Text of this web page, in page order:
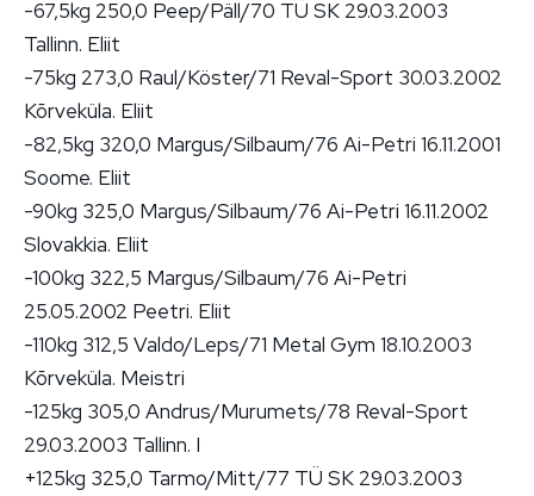
-67,5kg 250,0 Peep/Päll/70 TÜ SK 29.03.2003
Tallinn. Eliit
-75kg 273,0 Raul/Köster/71 Reval-Sport 30.03.2002
Kõrveküla. Eliit
-82,5kg 320,0 Margus/Silbaum/76 Ai-Petri 16.11.2001
Soome. Eliit
-90kg 325,0 Margus/Silbaum/76 Ai-Petri 16.11.2002
Slovakkia. Eliit
-100kg 322,5 Margus/Silbaum/76 Ai-Petri
25.05.2002 Peetri. Eliit
-110kg 312,5 Valdo/Leps/71 Metal Gym 18.10.2003
Kõrveküla. Meistri
-125kg 305,0 Andrus/Murumets/78 Reval-Sport
29.03.2003 Tallinn. I
+125kg 325,0 Tarmo/Mitt/77 TÜ SK 29.03.2003